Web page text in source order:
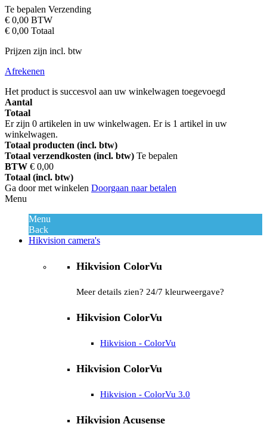
Te bepalen Verzending
€ 0,00 BTW
€ 0,00 Totaal
Prijzen zijn incl. btw
Afrekenen
Het product is succesvol aan uw winkelwagen toegevoegd
Aantal
Totaal
Er zijn 0 artikelen in uw winkelwagen. Er is 1 artikel in uw
winkelwagen.
Totaal producten (incl. btw)
Totaal verzendkosten (incl. btw) Te bepalen
BTW € 0,00
Totaal (incl. btw)
Ga door met winkelen Doorgaan naar betalen
Menu
Menu
Back
Hikvision camera's
Hikvision ColorVu
Meer details zien? 24/7 kleurweergave?
Hikvision ColorVu
Hikvision - ColorVu
Hikvision ColorVu
Hikvision - ColorVu 3.0
Hikvision Acusense